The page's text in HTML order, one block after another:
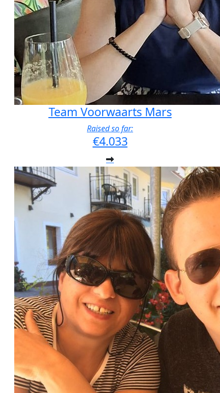
Team Voorwaarts Mars
Raised so far:
€4.033